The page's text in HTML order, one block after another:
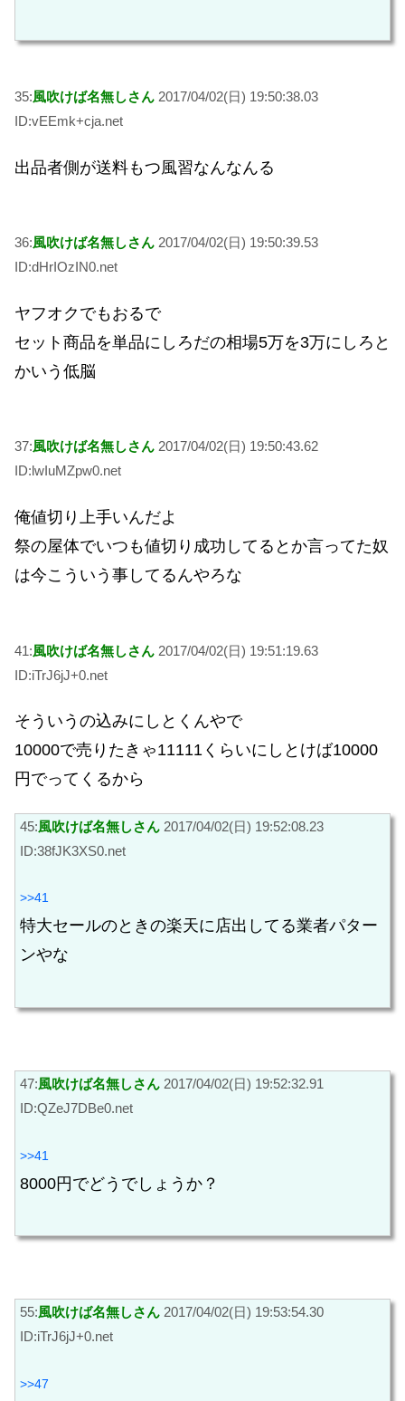
35:風吹けば名無しさん 2017/04/02(日) 19:50:38.03
ID:vEEmk+cja.net
出品者側が送料もつ風習なんなんる
36:風吹けば名無しさん 2017/04/02(日) 19:50:39.53
ID:dHrIOzIN0.net
ヤフオクでもおるで
セット商品を単品にしろだの相場5万を3万にしろと
かいう低脳
37:風吹けば名無しさん 2017/04/02(日) 19:50:43.62
ID:lwIuMZpw0.net
俺値切り上手いんだよ
祭の屋体でいつも値切り成功してるとか言ってた奴
は今こういう事してるんやろな
41:風吹けば名無しさん 2017/04/02(日) 19:51:19.63
ID:iTrJ6jJ+0.net
そういうの込みにしとくんやで
10000で売りたきゃ11111くらいにしとけば10000
円でってくるから
45:風吹けば名無しさん 2017/04/02(日) 19:52:08.23
ID:38fJK3XS0.net
>>41
特大セールのときの楽天に店出してる業者パター
ンやな
47:風吹けば名無しさん 2017/04/02(日) 19:52:32.91
ID:QZeJ7DBe0.net
>>41
8000円でどうでしょうか？
55:風吹けば名無しさん 2017/04/02(日) 19:53:54.30
ID:iTrJ6jJ+0.net
>>47